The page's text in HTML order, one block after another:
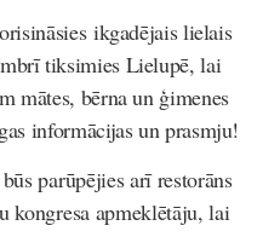
ikgadējais lielais
tiksimies Lielupē, lai
mātes, bērna un ģimenes
informācijas un prasmju!
parūpējies arī restorāns
kongresa apmeklētāju, lai